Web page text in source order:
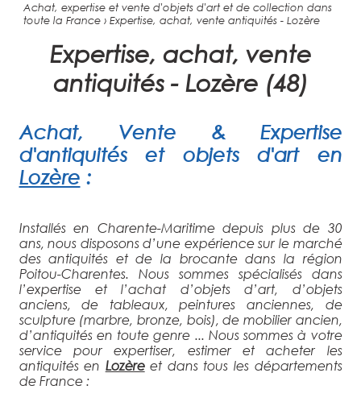
Achat, expertise et vente d'objets d'art et de collection dans
toute la France› Expertise, achat, vente antiquités - Lozère
Expertise, achat, vente
antiquités - Lozère (48)
Achat, Vente & Expertise
d'antiquités et objets d'art en
Lozère :
Installés en Charente-Maritime depuis plus de 30
ans, nous disposons d’une expérience sur le marché
des antiquités et de la brocante dans la région
Poitou-Charentes. Nous sommes spécialisés dans
l’expertise et l’achat d’objets d’art, d’objets
anciens, de tableaux, peintures anciennes, de
sculpture (marbre, bronze, bois), de mobilier ancien,
d’antiquités en toute genre ... Nous sommes à votre
service pour expertiser, estimer et acheter les
antiquités en Lozèreet dans tous les départements
de France :